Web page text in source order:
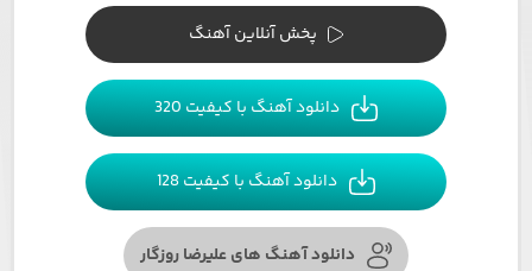
پخش آنلاین آهنگ
دانلود آهنگ با کیفیت 320
دانلود آهنگ با کیفیت 128
دانلود آهنگ های علیرضا روزگار